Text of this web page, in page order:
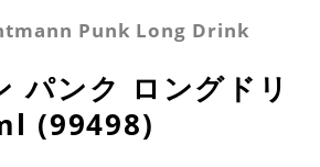
Punk Long Drink
パンク ロングドリ
(99498)